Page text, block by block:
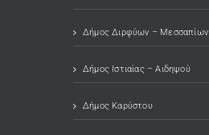
Δήμος Διρφύων – Μεσσαπίων
Δήμος Ιστιαίας – Αιδηψού
Δήμος Καρύστου